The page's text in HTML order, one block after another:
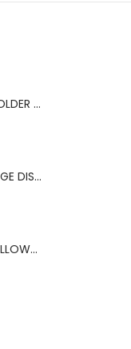
BERNS ACR.RING HOLDER 180*120MM FOR 9 RINGS
BERNS ACR.OHRRINGE DISP. 130*320MM FOR 36 PAIRS
BERNS ARMBAND PILLOW+HOLD.8*8 ,5 WH.PU